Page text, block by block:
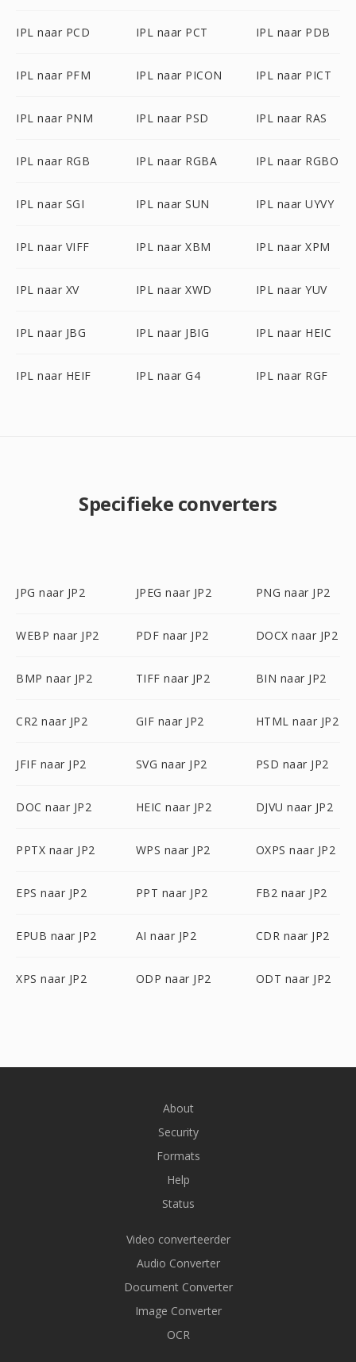
IPL naar PCD IPL naar PCT IPL naar PDB
IPL naar PFM IPL naar PICON IPL naar PICT
IPL naar PNM IPL naar PSD IPL naar RAS
IPL naar RGB IPL naar RGBA IPL naar RGBO
IPL naar SGI IPL naar SUN IPL naar UYVY
IPL naar VIFF IPL naar XBM IPL naar XPM
IPL naar XV IPL naar XWD IPL naar YUV
IPL naar JBG IPL naar JBIG IPL naar HEIC
IPL naar HEIF IPL naar G4 IPL naar RGF
Specifieke converters
JPG naar JP2 JPEG naar JP2 PNG naar JP2
WEBP naar JP2 PDF naar JP2 DOCX naar JP2
BMP naar JP2 TIFF naar JP2 BIN naar JP2
CR2 naar JP2 GIF naar JP2 HTML naar JP2
JFIF naar JP2 SVG naar JP2 PSD naar JP2
DOC naar JP2 HEIC naar JP2 DJVU naar JP2
PPTX naar JP2 WPS naar JP2 OXPS naar JP2
EPS naar JP2 PPT naar JP2 FB2 naar JP2
EPUB naar JP2 AI naar JP2 CDR naar JP2
XPS naar JP2 ODP naar JP2 ODT naar JP2
About
Security
Formats
Help
Status
Video converteerder
Audio Converter
Document Converter
Image Converter
OCR